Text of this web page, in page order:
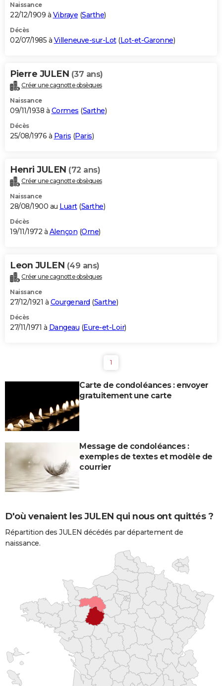
Naissance
22/12/1909 à Vibraye (Sarthe)
Décès
02/07/1985 à Villeneuve-sur-Lot(Lot-et-Garonne)
Pierre JULEN (37 ans)
Créer une cagnotte obsèques
Naissance
09/11/1938 à Cormes (Sarthe)
Décès
25/08/1976 à Paris (Paris)
Henri JULEN (72 ans)
Créer une cagnotte obsèques
Naissance
28/08/1900 au Luart(Sarthe)
Décès
19/11/1972 à Alençon (Orne)
Leon JULEN (49 ans)
Créer une cagnotte obsèques
Naissance
27/12/1921 à Courgenard (Sarthe)
Décès
27/11/1971 à Dangeau (Eure-et-Loir)
1
Carte de condoléances : envoyer
gratuitement une carte
Message de condoléances :
exemples de textes et modèle de
courrier
D'où venaient les JULEN qui nous ont quittés ?
Répartition des JULEN décédés par département de
naissance.